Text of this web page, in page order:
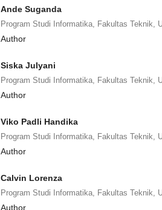
Ande Suganda
Program Studi Informatika, Fakultas Teknik,
Author
Siska Julyani
Program Studi Informatika, Fakultas Teknik,
Author
Viko Padli Handika
Program Studi Informatika, Fakultas Teknik,
Author
Calvin Lorenza
Program Studi Informatika, Fakultas Teknik,
Author